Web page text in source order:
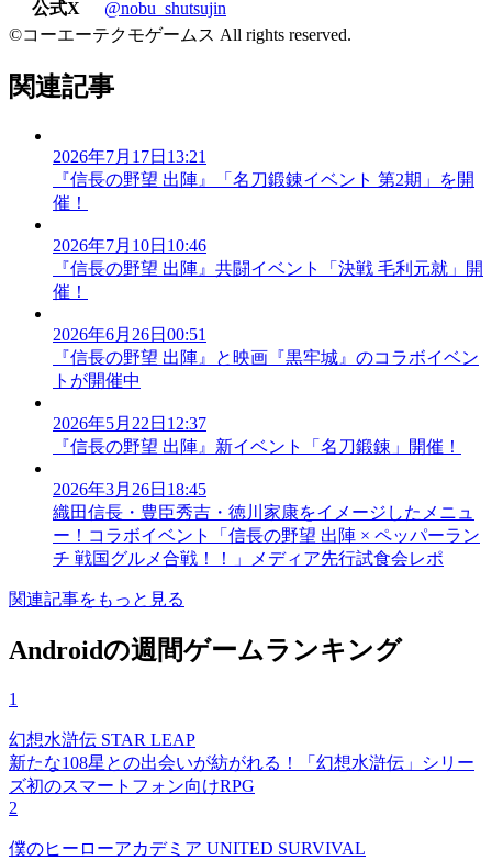
公式X
@nobu_shutsujin
©コーエーテクモゲームス All rights reserved.
関連記事
2026年7月17日13:21
『信長の野望 出陣』「名刀鍛錬イベント 第2期」を開
催！
2026年7月10日10:46
『信長の野望 出陣』共闘イベント「決戦 毛利元就」開
催！
2026年6月26日00:51
『信長の野望 出陣』と映画『黒牢城』のコラボイベン
トが開催中
2026年5月22日12:37
『信長の野望 出陣』新イベント「名刀鍛錬」開催！
2026年3月26日18:45
織田信長・豊臣秀吉・徳川家康をイメージしたメニュ
ー！コラボイベント「信長の野望 出陣 × ペッパーラン
チ 戦国グルメ合戦！！」メディア先行試食会レポ
関連記事をもっと見る
Androidの週間ゲームランキング
1
幻想水滸伝 STAR LEAP
新たな108星との出会いが紡がれる！「幻想水滸伝」シリー
ズ初のスマートフォン向けRPG
2
僕のヒーローアカデミア UNITED SURVIVAL